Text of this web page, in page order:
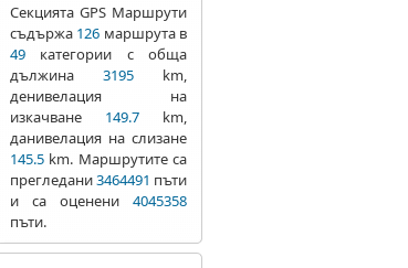
Секцията GPS Маршрути
съдържа 126 маршрута в
49 категории с обща
дължина 3195 km,
денивелация на
изкачване 149.7 km,
данивелация на слизане
145.5 km. Маршрутите са
прегледани3464491 пъти
и са оценени 4045358
пъти.